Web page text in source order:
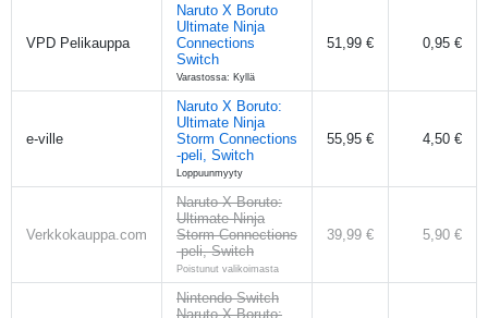
VPD Pelikauppa
Naruto X Boruto
Ultimate Ninja
Connections
Switch
Varastossa: Kyllä
51,99 € 0,95 €
e-ville
Naruto X Boruto:
Ultimate Ninja
Storm Connections
-peli, Switch
Loppuunmyyty
55,95 € 4,50 €
Verkkokauppa.com
Naruto X Boruto:
Ultimate Ninja
Storm Connections
-peli, Switch
Poistunut valikoimasta
39,99 € 5,90 €
Nintendo Switch
Naruto X Boruto: